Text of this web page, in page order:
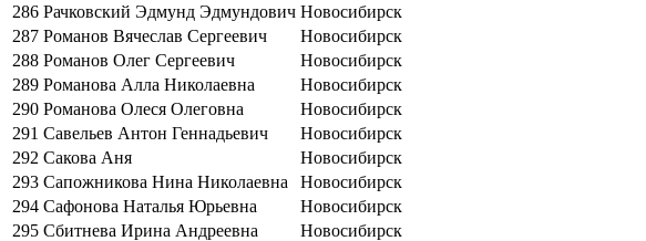
286 Рачковский Эдмунд Эдмундович Новосибирск
287 Романов Вячеслав Сергеевич
Новосибирск
288 Романов Олег Сергеевич
Новосибирск
289 Романова Алла Николаевна
Новосибирск
290 Романова Олеся Олеговна
Новосибирск
291 Савельев Антон Геннадьевич
Новосибирск
292 Сакова Аня
Новосибирск
293 Сапожникова Нина Николаевна
Новосибирск
294 Сафонова Наталья Юрьевна
Новосибирск
295 Сбитнева Ирина Андреевна
Новосибирск